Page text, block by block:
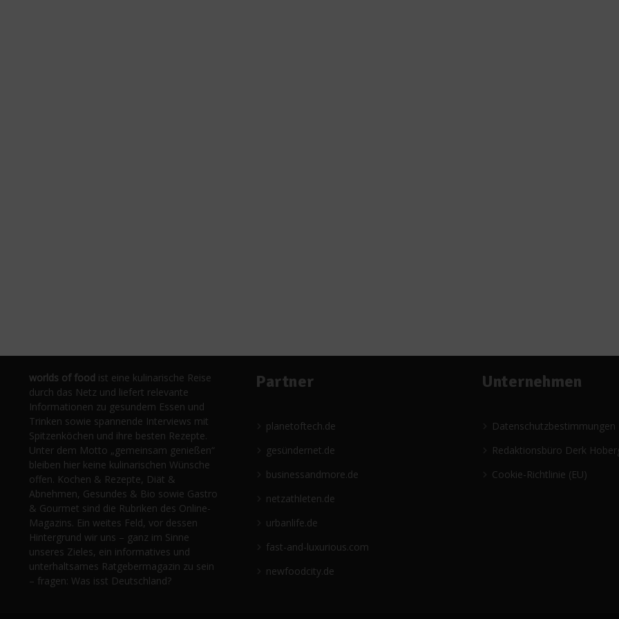
worlds of food ist eine kulinarische Reise
durch das Netz und liefert relevante
Informationen zu gesundem Essen und
Trinken sowie spannende Interviews mit
Spitzenköchen und ihre besten Rezepte.
Unter dem Motto „gemeinsam genießen“
bleiben hier keine kulinarischen Wünsche
offen. Kochen & Rezepte, Diät &
Abnehmen, Gesundes & Bio sowie Gastro
& Gourmet sind die Rubriken des Online-
Magazins. Ein weites Feld, vor dessen
Hintergrund wir uns – ganz im Sinne
unseres Zieles, ein informatives und
unterhaltsames Ratgebermagazin zu sein
– fragen: Was isst Deutschland?
Partner
planetoftech.de
gesündernet.de
businessandmore.de
netzathleten.de
urbanlife.de
fast-and-luxurious.com
newfoodcity.de
Unternehmen
Datenschutzbestimmungen
Redaktionsbüro Derk
Cookie-Richtlinie (EU)